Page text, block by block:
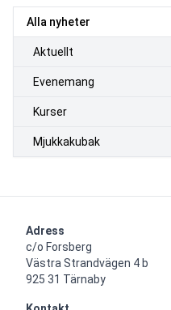
Alla nyheter
Aktuellt
Evenemang
Kurser
Mjukkakubak
Adress
c/o Forsberg
Västra Strandvägen 4 b
925 31 Tärnaby